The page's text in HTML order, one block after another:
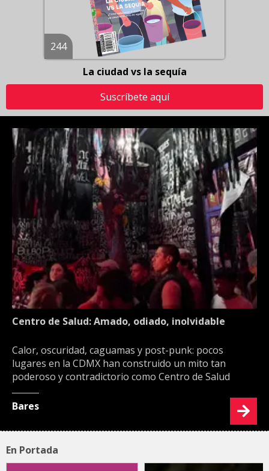
244
La ciudad vs la sequía
Suscríbete aquí
Centro de Salud: Amado, odiado, inolvidable
Calor, oscuridad, caguamas y post-punk: pocos
lugares en la CDMX han construido un mito tan
poderoso y contradictorio como Centro de Salud
Bares
En Portada